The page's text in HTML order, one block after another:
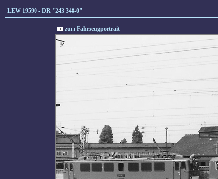
LEW 19590 - DR "243 348-0"
zum Fahrzeugportrait